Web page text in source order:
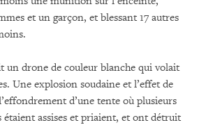
et un garçon, et blessant 17 autres
un drone de couleur blanche qui volait
Une explosion soudaine et l’effet de
d’une tente où plusieurs
étaient assises et priaient, et ont détruit